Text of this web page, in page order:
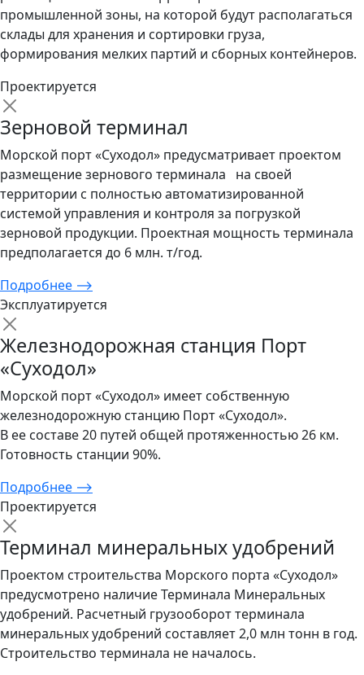
промышленной зоны, на которой будут располагаться
склады для хранения и сортировки груза,
формирования мелких партий и сборных контейнеров.
Проектируется
Зерновой терминал
Морской порт «Суходол» предусматривает проектом
размещение зернового терминала на своей
территории с полностью автоматизированной
системой управления и контроля за погрузкой
зерновой продукции. Проектная мощность терминала
предполагается до 6 млн. т/год.
Подробнее ⟶
Эксплуатируется
Железнодорожная станция Порт
«Суходол»
Морской порт «Суходол» имеет собственную
железнодорожную станцию Порт «Суходол».
В ее составе 20 путей общей протяженностью 26 км.
Готовность станции 90%.
Подробнее ⟶
Проектируется
Терминал минеральных удобрений
Проектом строительства Морского порта «Суходол»
предусмотрено наличие Терминала Минеральных
удобрений. Расчетный грузооборот терминала
минеральных удобрений составляет 2,0 млн тонн в год.
Строительство терминала не началось.